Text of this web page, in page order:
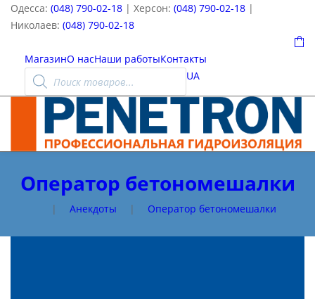
Одесса: (048) 790-02-18 | Херсон: (048) 790-02-18 |
Николаев: (048) 790-02-18
0
МагазинО насНаши работыКонтакты
Поиск
товаров UA
Оператор бетономешалки
| Анекдоты | Оператор бетономешалки